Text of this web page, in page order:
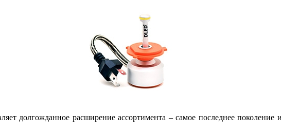
долгожданное расширение ассортимента – самое последнее